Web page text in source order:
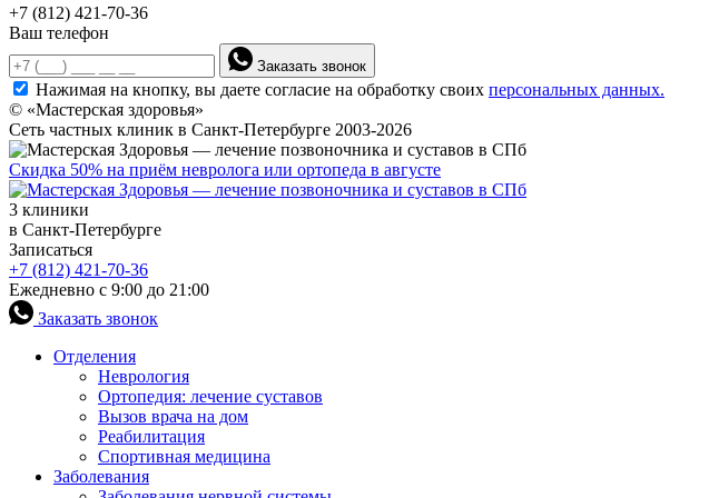
+7 (812) 421-70-36
Ваш телефон
Заказать звонок
Нажимая на кнопку, вы даете согласие на обработку своих персональных данных.
© «Мастерская здоровья»
Сеть частных клиник в Санкт-Петербурге 2003-2026
Скидка 50% на приём невролога или ортопеда в августе
3 клиники
в Санкт-Петербурге
Записаться
+7 (812) 421-70-36
Ежедневно с 9:00 до 21:00
Заказать звонок
Отделения
Неврология
Ортопедия: лечение суставов
Вызов врача на дом
Реабилитация
Спортивная медицина
Заболевания